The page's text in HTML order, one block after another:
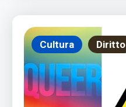
Cultura Diritto